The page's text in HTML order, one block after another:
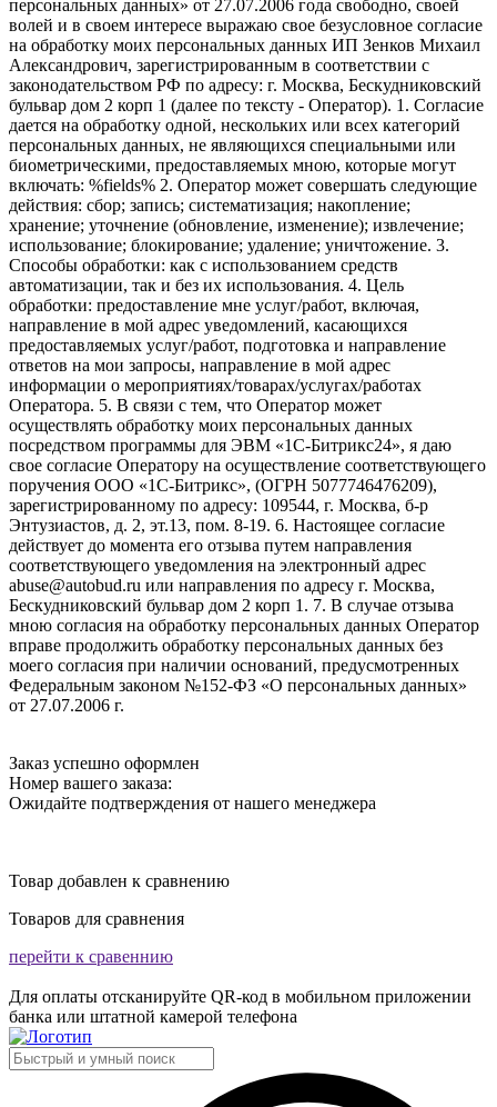
персональных данных» от 27.07.2006 года свободно, своей
волей и в своем интересе выражаю свое безусловное согласие
на обработку моих персональных данных ИП Зенков Михаил
Александрович, зарегистрированным в соответствии с
законодательством РФ по адресу: г. Москва, Бескудниковский
бульвар дом 2 корп 1 (далее по тексту - Оператор). 1. Согласие
дается на обработку одной, нескольких или всех категорий
персональных данных, не являющихся специальными или
биометрическими, предоставляемых мною, которые могут
включать: %fields% 2. Оператор может совершать следующие
действия: сбор; запись; систематизация; накопление;
хранение; уточнение (обновление, изменение); извлечение;
использование; блокирование; удаление; уничтожение. 3.
Способы обработки: как с использованием средств
автоматизации, так и без их использования. 4. Цель
обработки: предоставление мне услуг/работ, включая,
направление в мой адрес уведомлений, касающихся
предоставляемых услуг/работ, подготовка и направление
ответов на мои запросы, направление в мой адрес
информации о мероприятиях/товарах/услугах/работах
Оператора. 5. В связи с тем, что Оператор может
осуществлять обработку моих персональных данных
посредством программы для ЭВМ «1С-Битрикс24», я даю
свое согласие Оператору на осуществление соответствующего
поручения ООО «1С-Битрикс», (ОГРН 5077746476209),
зарегистрированному по адресу: 109544, г. Москва, б-р
Энтузиастов, д. 2, эт.13, пом. 8-19. 6. Настоящее согласие
действует до момента его отзыва путем направления
соответствующего уведомления на электронный адрес
abuse@autobud.ru или направления по адресу г. Москва,
Бескудниковский бульвар дом 2 корп 1. 7. В случае отзыва
мною согласия на обработку персональных данных Оператор
вправе продолжить обработку персональных данных без
моего согласия при наличии оснований, предусмотренных
Федеральным законом №152-ФЗ «О персональных данных»
от 27.07.2006 г.
Заказ успешно оформлен
Номер вашего заказа:
Ожидайте подтверждения от нашего менеджера
Товар добавлен к сравнению
Товаров для сравнения
перейти к сравеннию
Для оплаты отсканируйте QR-код в мобильном приложении
банка или штатной камерой телефона